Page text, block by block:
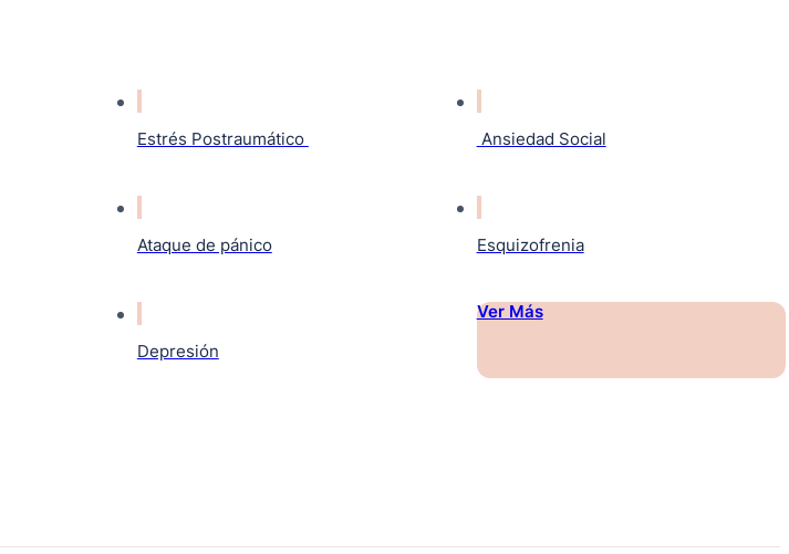
Estrés Postraumático Ansiedad Social
Ataque de pánico Esquizofrenia
Depresión
Ver Más